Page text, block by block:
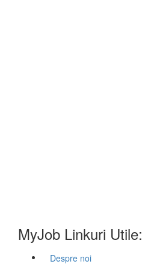
MyJob Linkuri Utile:
Despre noi